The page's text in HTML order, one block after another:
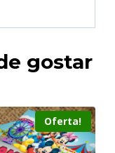
gostar
Oferta!